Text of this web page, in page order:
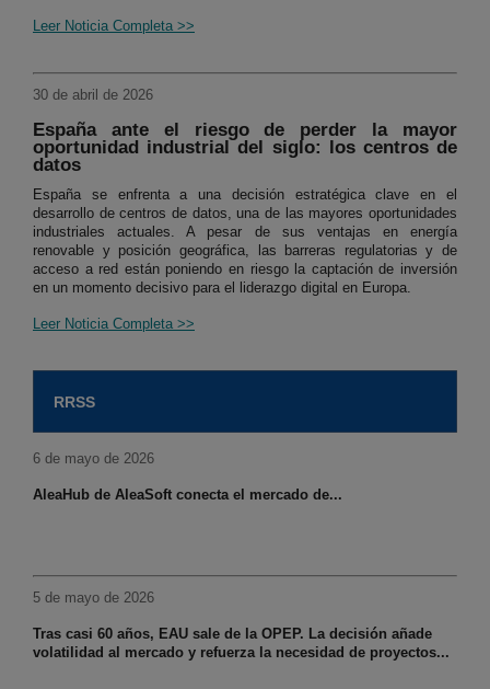
Leer Noticia Completa >>
30 de abril de 2026
España ante el riesgo de perder la mayor
oportunidad industrial del siglo: los centros de
datos
España se enfrenta a una decisión estratégica clave en el
desarrollo de centros de datos, una de las mayores oportunidades
industriales actuales. A pesar de sus ventajas en energía
renovable y posición geográfica, las barreras regulatorias y de
acceso a red están poniendo en riesgo la captación de inversión
en un momento decisivo para el liderazgo digital en Europa.
Leer Noticia Completa >>
RRSS
6 de mayo de 2026
AleaHub de AleaSoft conecta el mercado de...
5 de mayo de 2026
Tras casi 60 años, EAU sale de la OPEP. La decisión añade
volatilidad al mercado y refuerza la necesidad de proyectos...